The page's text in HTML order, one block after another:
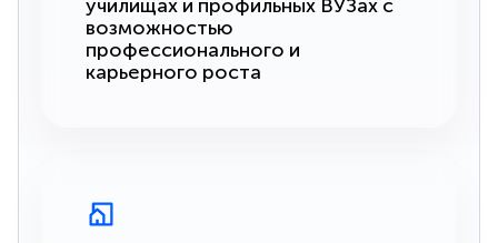
училищах и профильных ВУЗах с
возможностью
профессионального и
карьерного роста